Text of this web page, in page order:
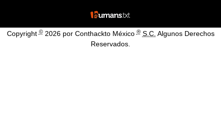
Copyright©2026 por Conthackto México® S.C. Algunos Derechos
Reservados.